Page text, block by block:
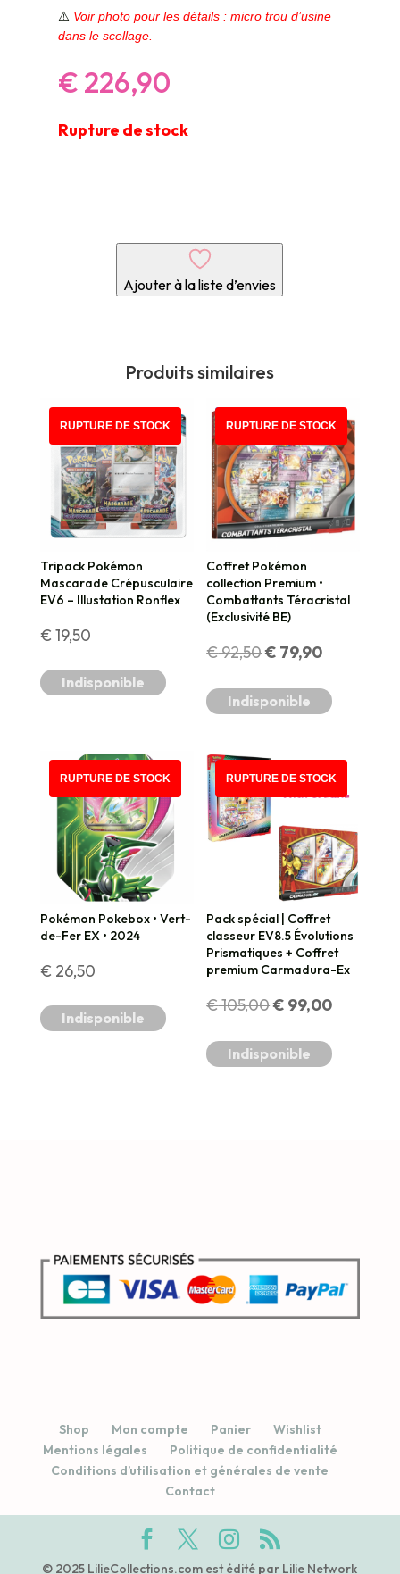
⚠️ Voir photo pour les détails : micro trou d’usine
dans le scellage.
€ 226,90
Rupture de stock
Ajouter à la liste d’envies
Produits similaires
RUPTURE DE STOCK
Tripack Pokémon
Mascarade Crépusculaire
EV6 – Illustation Ronflex
€ 19,50
Indisponible
PROMO !
RUPTURE DE STOCK
Coffret Pokémon
collection Premium •
Combattants Téracristal
(Exclusivité BE)
€92,50Le
prix
était :
€ 92,50.
€ 79,90Le
prix
est :
Indisponible
RUPTURE DE STOCK
Pokémon Pokebox • Vert-
de-Fer EX • 2024
€ 26,50
Indisponible
PROMO !
RUPTURE DE STOCK
Pack spécial | Coffret
classeur EV8.5 Évolutions
Prismatiques + Coffret
premium Carmadura-Ex
€105,00Le
prix
€ 99,00Le
prix
Indisponible
Shop Mon compte Panier
Wishlist
Mentions légales
Politique de confidentialité
Conditions d’utilisation et générales de vente
Contact
© 2025 LilieCollections.com est édité par Lilie Network